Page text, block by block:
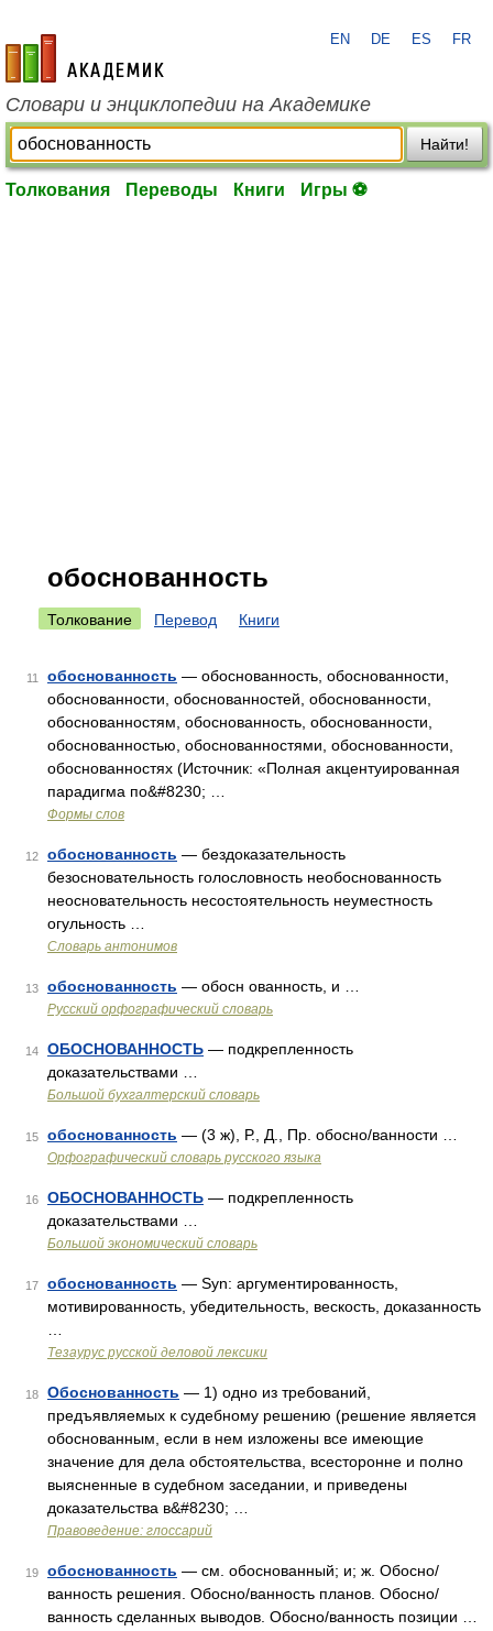
academic.ru
EN DE ES FR
Словари и энциклопедии на Академике
Найти!
Толкования Переводы Книги Игры ⚽
обоснованность
Толкование Перевод Книги
11 обоснованность — обоснованность, обоснованности,
обоснованности, обоснованностей, обоснованности,
обоснованностям, обоснованность, обоснованности,
обоснованностью, обоснованностями, обоснованности,
обоснованностях (Источник: «Полная акцентуированная
парадигма по&#8230; …
Формы слов
12 обоснованность — бездоказательность
безосновательность голословность необоснованность
неосновательность несостоятельность неуместность
огульность …
Словарь антонимов
13 обоснованность — обосн ованность, и …
Русский орфографический словарь
14 ОБОСНОВАННОСТЬ — подкрепленность
доказательствами …
Большой бухгалтерский словарь
15 обоснованность — (3 ж), Р., Д., Пр. обосно/ванности …
Орфографический словарь русского языка
16 ОБОСНОВАННОСТЬ — подкрепленность
доказательствами …
Большой экономический словарь
17 обоснованность — Syn: аргументированность,
мотивированность, убедительность, вескость, доказанность
Тезаурус русской деловой лексики
18 Обоснованность — 1) одно из требований,
предъявляемых к судебному решению (решение является
обоснованным, если в нем изложены все имеющие
значение для дела обстоятельства, всесторонне и полно
выясненные в судебном заседании, и приведены
доказательства в&#8230; …
Правоведение: глоссарий
19 обоснованность — см. обоснованный; и; ж. Обосно/
ванность решения. Обосно/ванность планов. Обосно/
ванность сделанных выводов. Обосно/ванность позиции …